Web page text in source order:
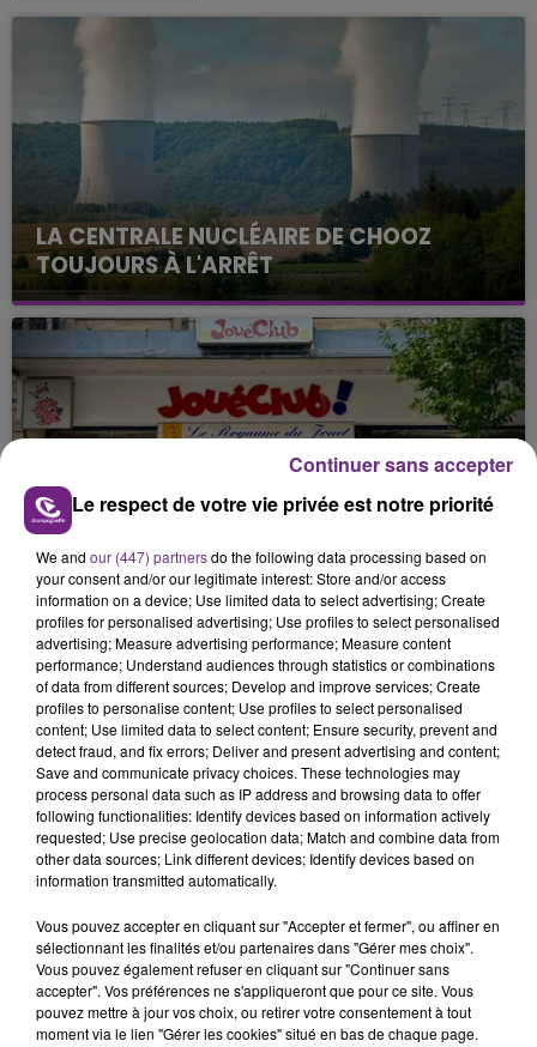
LA CENTRALE NUCLÉAIRE DE CHOOZ
TOUJOURS À L'ARRÊT
Cela fait déjà une semaine que la centrale
nucléaire ardennaise est à l'arrêt. Une situation
justifiée par la sécheresse intense qui est toujours
présente.
LE MAGASIN JOUÉCLUB DE REIMS FERME
SES PORTES
C'était l'une des institutions du centre-ville
rémois. Le magasin JouéClub est contraint de
fermer ses portes.
TITRES DIFFUSÉS
9h01
9h01
SHAKIRA FEAT. BURNA BOY
Dai Dai
8h58
8h58
PIERRE DE MAERE
Je Pense A Vous
Le respect de votre vie privée est notre priorité
We and our (447) partnersdo the following data processing based on
your consent and/or our legitimate interest: Store and/or access
information on a device; Use limited data to select advertising; Create
profiles for personalised advertising; Use profiles to select personalised
advertising; Measure advertising performance; Measure content
performance; Understand audiences through statistics or combinations
of data from different sources; Develop and improve services; Create
profiles to personalise content; Use profiles to select personalised
content; Use limited data to select content; Ensure security, prevent and
detect fraud, and fix errors; Deliver and present advertising and content;
Save and communicate privacy choices. These technologies may
process personal data such as IP address and browsing data to offer
following functionalities: Identify devices based on information actively
requested; Use precise geolocation data; Match and combine data from
other data sources; Link different devices; Identify devices based on
information transmitted automatically.
Vous pouvez accepter en cliquant sur "Accepter et fermer", ou affiner en
sélectionnant les finalités et/ou partenaires dans "Gérer mes choix".
Vous pouvez également refuser en cliquant sur "Continuer sans
accepter". Vos préférences ne s'appliqueront que pour ce site. Vous
pouvez mettre à jour vos choix, ou retirer votre consentement à tout
moment via le lien "Gérer les cookies" situé en bas de chaque page.
Continuer sans accepter